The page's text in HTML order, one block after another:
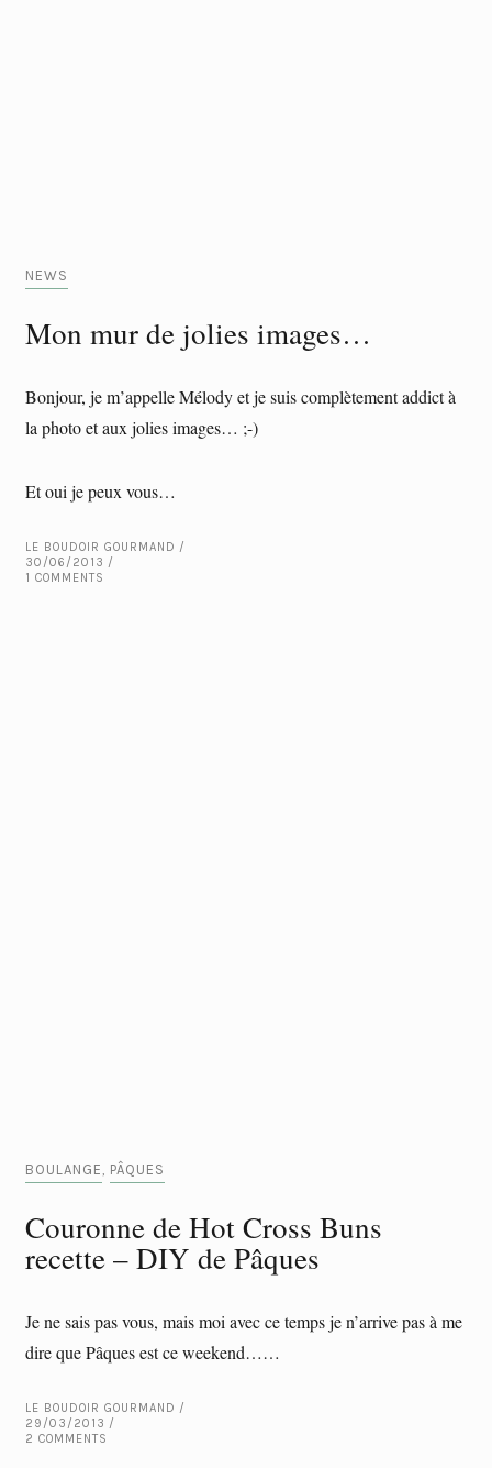
NEWS
Mon mur de jolies images…
Bonjour, je m’appelle Mélody et je suis complètement addict à
la photo et aux jolies images… ;-)
Et oui je peux vous…
LE BOUDOIR GOURMAND
30/06/2013
1 COMMENTS
BOULANGE, PÂQUES
Couronne de Hot Cross Buns
recette – DIY de Pâques
Je ne sais pas vous, mais moi avec ce temps je n’arrive pas à me
dire que Pâques est ce weekend……
LE BOUDOIR GOURMAND
29/03/2013
2 COMMENTS